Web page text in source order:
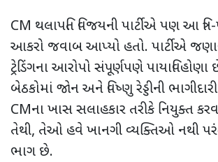
CM થલાપતિ વિજયની પાર્ટીએ પણ આ
આકરો જવાબ આપ્યો હતો. પાર્ટીએ
ટ્રેડિંગના આરોપો સંપૂર્ણપણે પાયાવિહોણા
બેઠકોમાં જોન અને વિષ્ણુ રેડ્ડીની
CMના ખાસ સલાહકાર તરીકે નિયુક્ત
તેથી, તેઓ હવે ખાનગી વ્યક્તિઓ નથી પરંતુ
ભાગ છે.